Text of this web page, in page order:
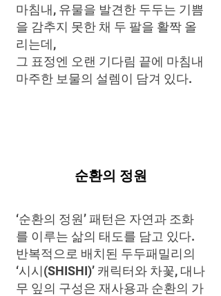
마침내, 유물을 발견한 두두는 기쁨
을 감추지 못한 채 두 팔을 활짝 올
리는데,
그 표정엔 오랜 기다림 끝에 마침내
마주한 보물의 설렘이 담겨 있다.
​순환의 정원
‘순환의 정원’ 패턴은 자연과 조화
를 이루는 삶의 태도를 담고 있다.
반복적으로 배치된 두두패밀리의
‘시시(SHISHI)’ 캐릭터와 차꽃, 대나
무 잎의 구성은 재사용과 순환의 가